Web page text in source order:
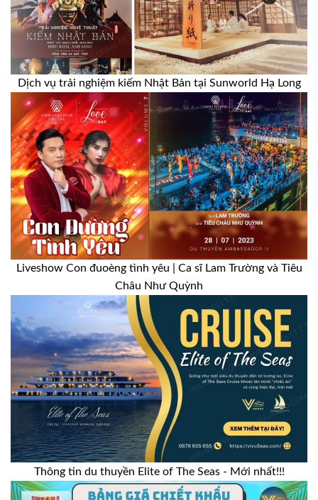
Dịch vụ trải nghiệm kiếm Nhật Bản tại Sunworld Hạ Long
Liveshow Con đuoèng tình yêu | Ca sĩ Lam Trường và Tiêu
Châu Như Quỳnh
Thông tin du thuyền Elite of The Seas - Mới nhất!!!